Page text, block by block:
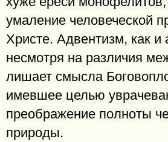
умаление человеческой
Христе. Адвентизм, как
несмотря на различия
лишает смысла
имевшее целью
преображение полноты
природы.